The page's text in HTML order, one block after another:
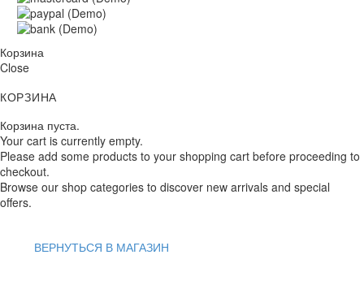
Корзина
Close
КОРЗИНА
Корзина пуста.
Your cart is currently empty.
Please add some products to your shopping cart before proceeding to
checkout.
Browse our shop categories to discover new arrivals and special
offers.
ВЕРНУТЬСЯ В МАГАЗИН